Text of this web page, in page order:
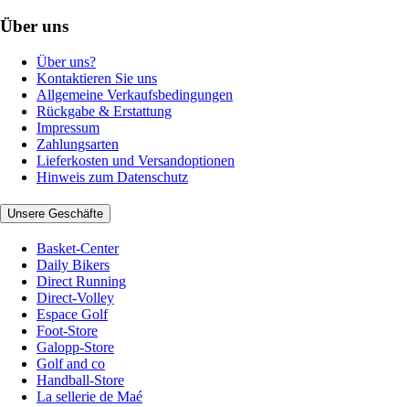
Über uns
Über uns?
Kontaktieren Sie uns
Allgemeine Verkaufsbedingungen
Rückgabe & Erstattung
Impressum
Zahlungsarten
Lieferkosten und Versandoptionen
Hinweis zum Datenschutz
Unsere Geschäfte
Basket-Center
Daily Bikers
Direct Running
Direct-Volley
Espace Golf
Foot-Store
Galopp-Store
Golf and co
Handball-Store
La sellerie de Maé